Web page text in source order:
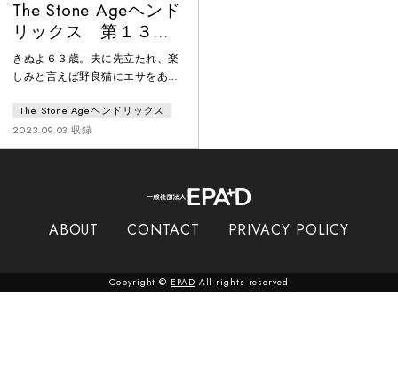
The Stone Ageヘンド
リックス 第１３回
公演「それなのに楽
しいと言う」
きぬよ６３歳。夫に先立たれ、楽
しみと言えば野良猫にエサをあげ
を見ていない。そんな折、昔の劇
団仲間が訪ねてきた。彼らの説得
で、しぶしぶ芝居の稽古を始める
向があり心配になって実家に戻っ
み。きぬよとなおみのこれまでと
The Stone Ageヘンドリックス
2023.09.03 収録
ABOUT CONTACT PRIVACY POLICY
Copyright © EPAD All rights reserved